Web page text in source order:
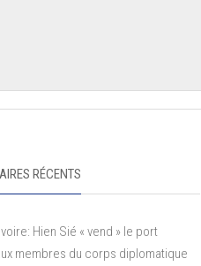
RÉCENTS
Hien Sié « vend » le port
membres du corps diplomatique